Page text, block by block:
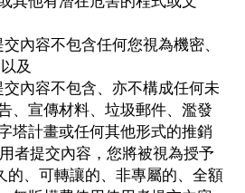
內容不包含任何您視為機密、
及
內容不包含、亦不構成任何未
、宣傳材料、垃圾郵件、濫發
塔計畫或任何其他形式的推銷
者提交內容，您將被視為授予
的、可轉讓的、非專屬的、全額